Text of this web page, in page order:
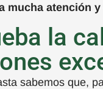
mucha atención y
la
sabemos que,